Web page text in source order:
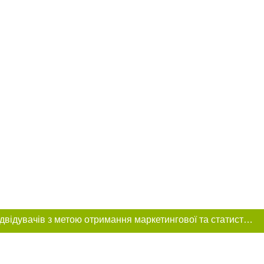
Цей сайт використовує «cookies». Також веб-сайт використовує інтернет-сервіс для збору технічних даних стосовно відвідувачів з метою отримання маркетингової та статистичної інформації. Умови обробки даних відвідувачів сайту див.